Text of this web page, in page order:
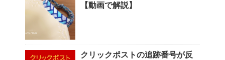
【動画で解説】
クリックポストの追跡番号が反